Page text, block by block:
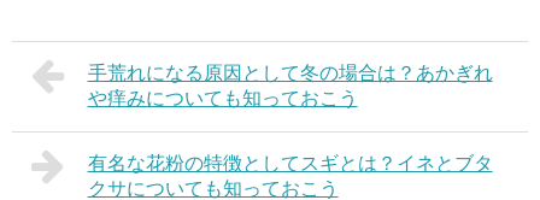
手荒れになる原因として冬の場合は？あかぎれ
や痒みについても知っておこう
有名な花粉の特徴としてスギとは？イネとブタ
クサについても知っておこう